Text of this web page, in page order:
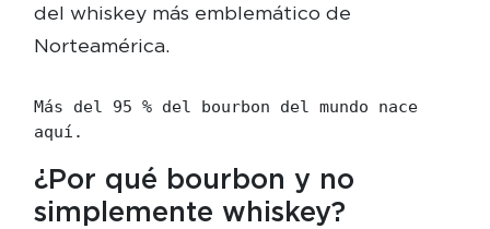
del whiskey más emblemático de
Norteamérica.
Más del 95 % del bourbon del mundo nace
aquí.
¿Por qué bourbon y no
simplemente whiskey?